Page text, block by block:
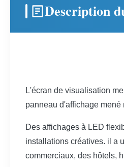
Description
L'écran de visualisation
panneau d'affichage
Des affichages à LED
installations créatives. il a
commerciaux, des hôtels,